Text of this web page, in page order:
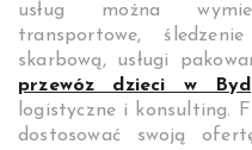
usług można
transportowe,
skarbową, usługi
przewóz dzieci w
logistyczne i konsulting.
dostosować swoją